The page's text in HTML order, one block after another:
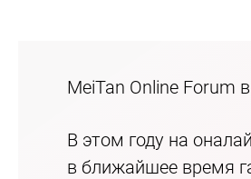
MeiTan Online Forum
В этом году на
в ближайшее время